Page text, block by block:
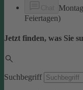
Feiertagen)
Jetzt finden, was Sie
Suchbegriff